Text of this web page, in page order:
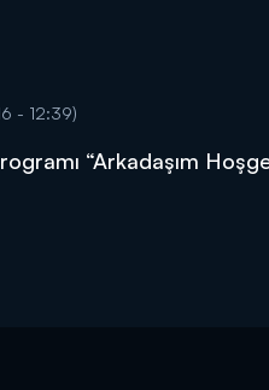
- 12:39)
“Arkadaşım